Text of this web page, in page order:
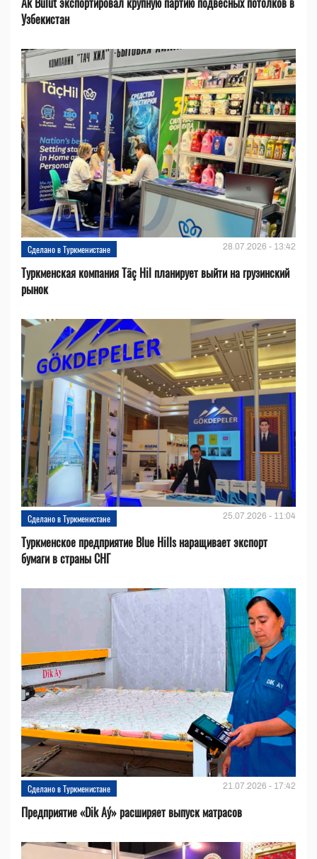
Узбекистан
Сделано в Туркменистане 28.07.2026 - 13:42
Туркменская компания Täç Hil планирует выйти на грузинский
рынок
Сделано в Туркменистане 25.07.2026 - 11:04
Туркменское предприятие Blue Hills наращивает экспорт
бумаги в страны СНГ
Сделано в Туркменистане 21.07.2026 - 17:42
Предприятие «Dik Aý» расширяет выпуск матрасов